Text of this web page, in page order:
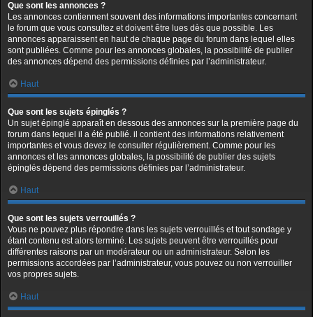
Que sont les annonces ?
Les annonces contiennent souvent des informations importantes concernant
le forum que vous consultez et doivent être lues dès que possible. Les
annonces apparaissent en haut de chaque page du forum dans lequel elles
sont publiées. Comme pour les annonces globales, la possibilité de publier
des annonces dépend des permissions définies par l’administrateur.
Haut
Que sont les sujets épinglés ?
Un sujet épinglé apparaît en dessous des annonces sur la première page du
forum dans lequel il a été publié. il contient des informations relativement
importantes et vous devez le consulter régulièrement. Comme pour les
annonces et les annonces globales, la possibilité de publier des sujets
épinglés dépend des permissions définies par l’administrateur.
Haut
Que sont les sujets verrouillés ?
Vous ne pouvez plus répondre dans les sujets verrouillés et tout sondage y
étant contenu est alors terminé. Les sujets peuvent être verrouillés pour
différentes raisons par un modérateur ou un administrateur. Selon les
permissions accordées par l’administrateur, vous pouvez ou non verrouiller
vos propres sujets.
Haut